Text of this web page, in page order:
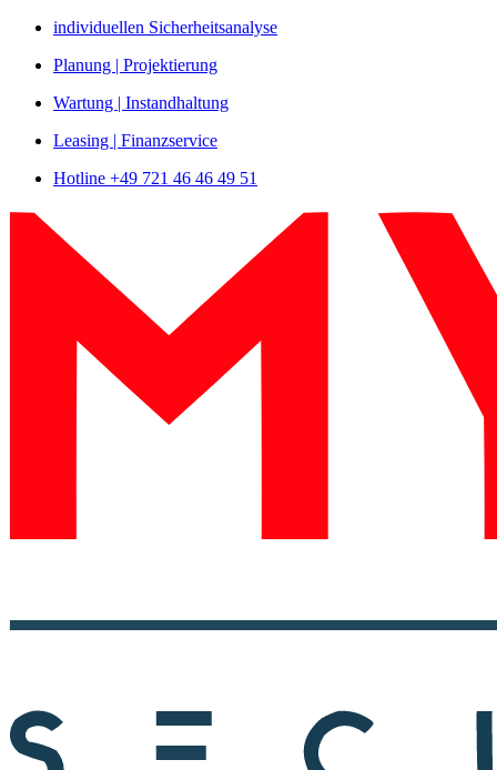
Zum
springen
individuellen Sicherheitsanalyse
Planung | Projektierung
Wartung | Instandhaltung
Leasing | Finanzservice
Hotline +49 721 46 46 49 51